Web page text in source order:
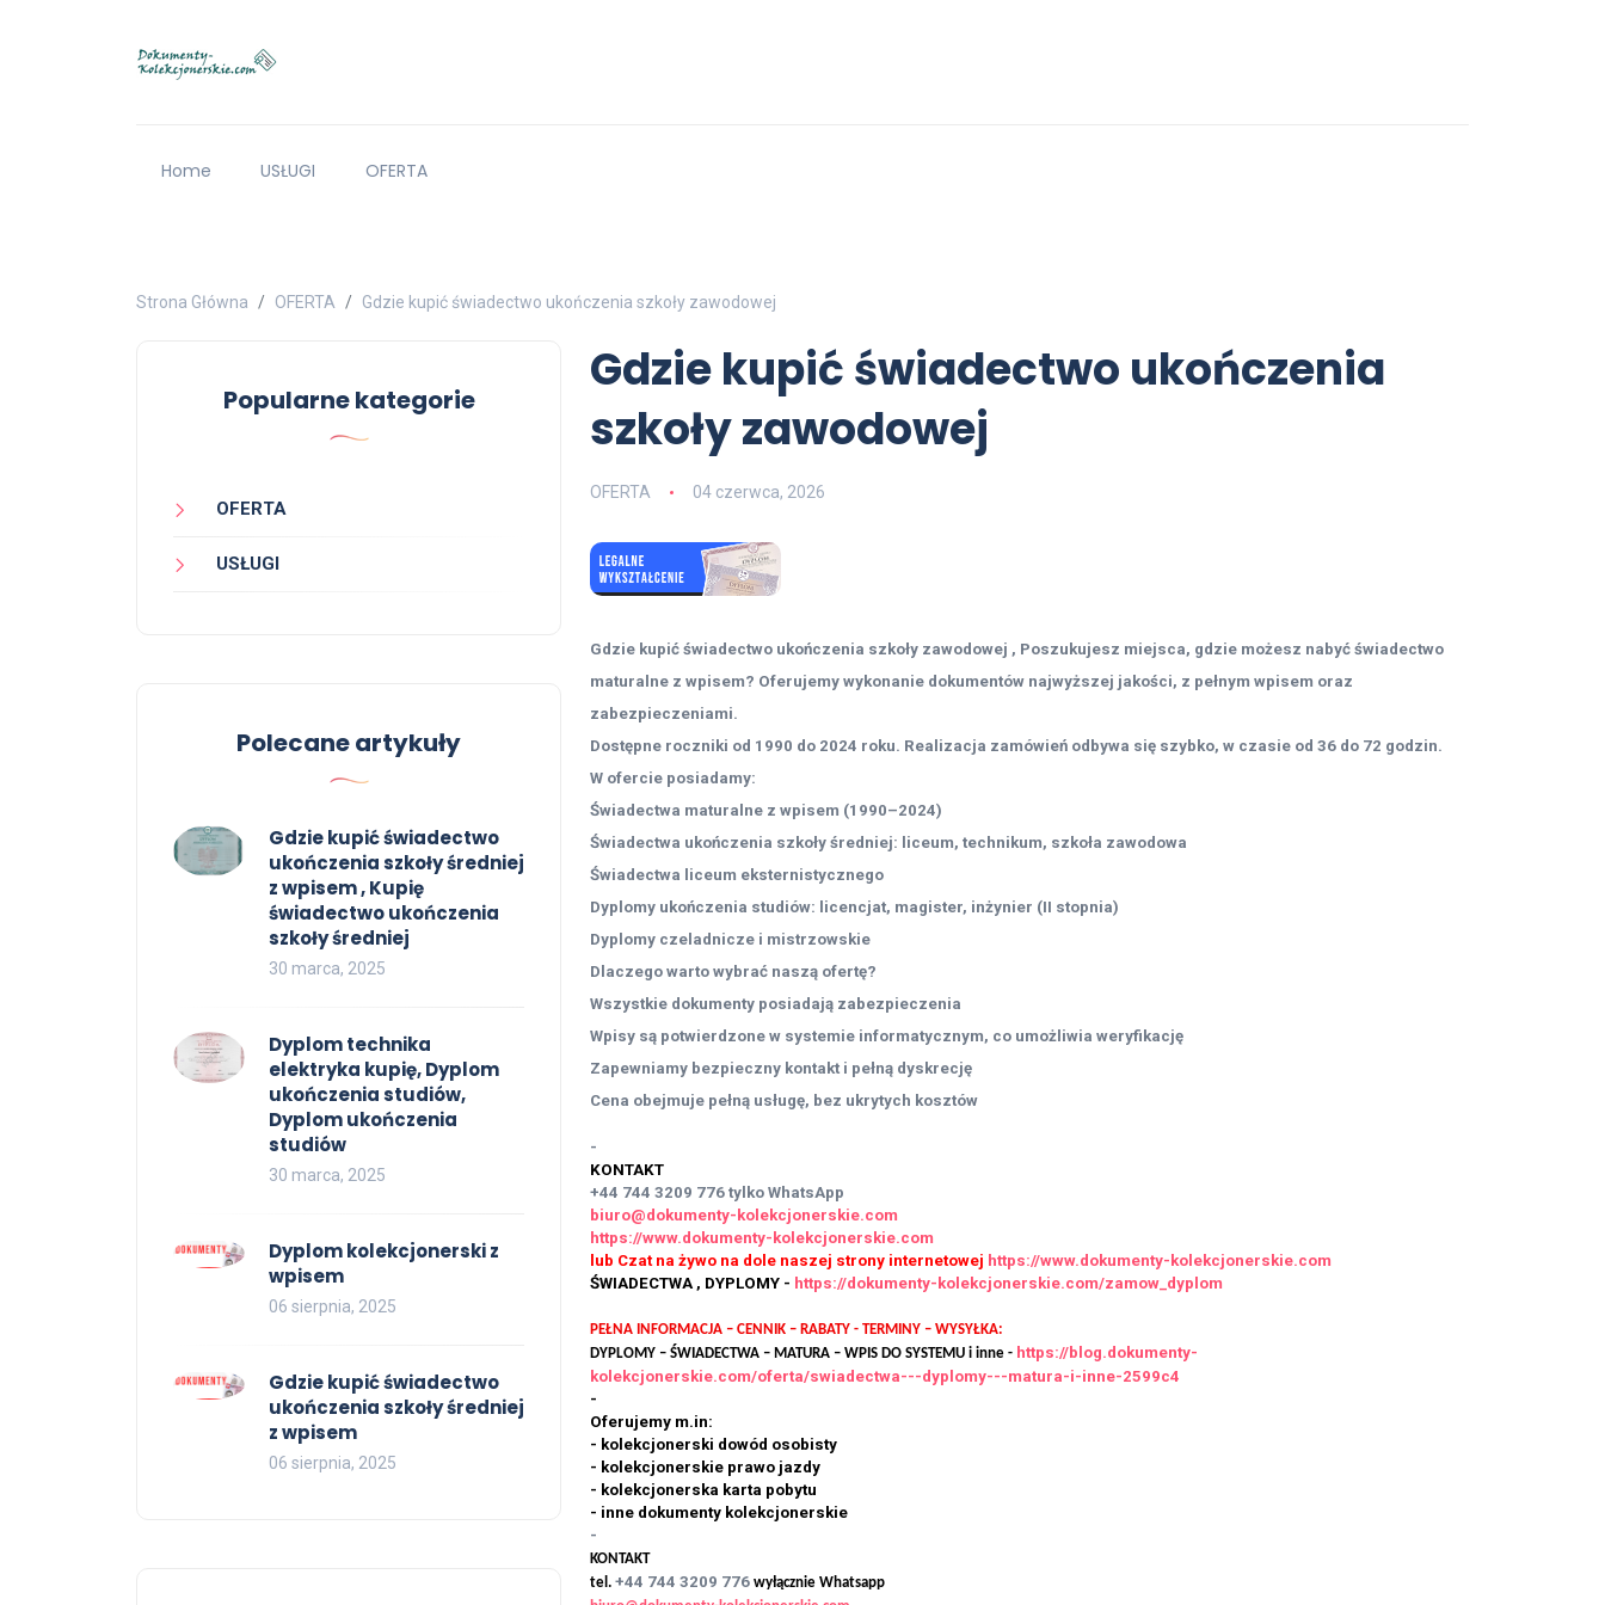
Home USŁUGI OFERTA
Strona Główna OFERTA Gdzie kupić świadectwo ukończenia szkoły zawodowej
Gdzie kupić świadectwo ukończenia
szkoły zawodowej
OFERTA 04 czerwca, 2026
Gdzie kupić świadectwo ukończenia szkoły zawodowej , Poszukujesz miejsca, gdzie możesz nabyć świadectwo
maturalne z wpisem? Oferujemy wykonanie dokumentów najwyższej jakości, z pełnym wpisem oraz
zabezpieczeniami.
Dostępne roczniki od 1990 do 2024 roku. Realizacja zamówień odbywa się szybko, w czasie od 36 do 72 godzin.
W ofercie posiadamy:
Świadectwa maturalne z wpisem (1990–2024)
Świadectwa ukończenia szkoły średniej: liceum, technikum, szkoła zawodowa
Świadectwa liceum eksternistycznego
Dyplomy ukończenia studiów: licencjat, magister, inżynier (II stopnia)
Dyplomy czeladnicze i mistrzowskie
Dlaczego warto wybrać naszą ofertę?
Wszystkie dokumenty posiadają zabezpieczenia
Wpisy są potwierdzone w systemie informatycznym, co umożliwia weryfikację
Zapewniamy bezpieczny kontakt i pełną dyskrecję
Cena obejmuje pełną usługę, bez ukrytych kosztów
-
KONTAKT
+44 744 3209 776 tylko WhatsApp
biuro@dokumenty-kolekcjonerskie.com
https://www.dokumenty-kolekcjonerskie.com
lub Czat na żywo na dole naszej strony internetowej https://www.dokumenty-kolekcjonerskie.com
ŚWIADECTWA , DYPLOMY - https://dokumenty-kolekcjonerskie.com/zamow_dyplom
PEŁNA INFORMACJA – CENNIK – RABATY - TERMINY – WYSYŁKA:
DYPLOMY – ŚWIADECTWA – MATURA – WPIS DO SYSTEMU i inne - https://blog.dokumenty-
kolekcjonerskie.com/oferta/swiadectwa---dyplomy---matura-i-inne-2599c4
-
Oferujemy m.in:
- kolekcjonerski dowód osobisty
- kolekcjonerskie prawo jazdy
- kolekcjonerska karta pobytu
- inne dokumenty kolekcjonerskie
-
KONTAKT
tel. +44 744 3209 776 wyłącznie Whatsapp
Popularne kategorie
OFERTA
USŁUGI
Polecane artykuły
Gdzie kupić świadectwo
ukończenia szkoły średniej
z wpisem , Kupię
świadectwo ukończenia
szkoły średniej
30 marca, 2025
Dyplom technika
elektryka kupię, Dyplom
ukończenia studiów,
Dyplom ukończenia
studiów
30 marca, 2025
Dyplom kolekcjonerski z
wpisem
06 sierpnia, 2025
Gdzie kupić świadectwo
ukończenia szkoły średniej
z wpisem
06 sierpnia, 2025